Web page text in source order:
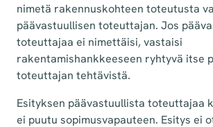
nimetä rakennuskohteen toteutusta
päävastuullisen toteuttajan. Jos
toteuttajaa ei nimettäisi, vastaisi
rakentamishankkeeseen ryhtyvä itse
toteuttajan tehtävistä.
Esityksen päävastuullista toteuttajaa
ei puutu sopimusvapauteen. Esitys ei